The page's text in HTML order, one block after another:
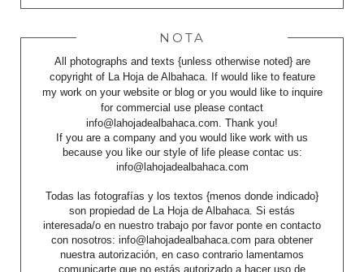
NOTA
All photographs and texts {unless otherwise noted} are
copyright of La Hoja de Albahaca. If would like to feature
my work on your website or blog or you would like to inquire
for commercial use please contact
info@lahojadealbahaca.com. Thank you!
If you are a company and you would like work with us
because you like our style of life please contac us:
info@lahojadealbahaca.com
Todas las fotografías y los textos {menos donde indicado}
son propiedad de La Hoja de Albahaca. Si estás
interesada/o en nuestro trabajo por favor ponte en contacto
con nosotros: info@lahojadealbahaca.com para obtener
nuestra autorización, en caso contrario lamentamos
comunicarte que no estás autorizado a hacer uso de